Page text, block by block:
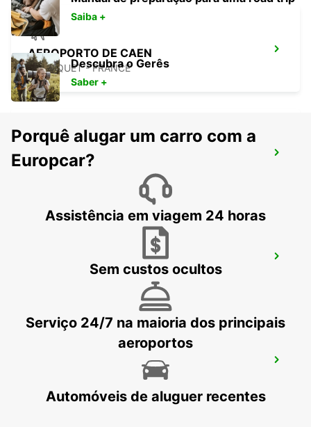
AEROPORTO DE CAEN
CARPIQUET - FRANCE
AVRANCHES
ST SENIER SOUS AVRANCHES - FRANCE
ESTAÇÃO DE COMBOIOS DE CAEN
CAEN - FRANCE
Saiba +
Descubra o Gerês
Saber +
Porquê alugar um carro com a
Europcar?
Assistência em viagem 24 horas
Sem custos ocultos
Serviço 24/7 na maioria dos principais
aeroportos
Automóveis de aluguer recentes